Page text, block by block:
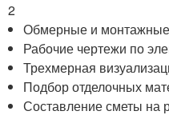
2
Обмерные и
Рабочие чертежи по
Трехмерная
Подбор отделочных
Составление сметы на